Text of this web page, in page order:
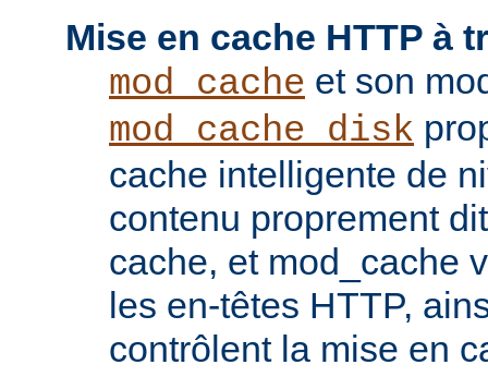
Mise en cache HTTP à
mod_cache et son
mod_cache_disk
cache intelligente de
contenu proprement
cache, et mod_cache
les en-têtes HTTP,
contrôlent la mise en